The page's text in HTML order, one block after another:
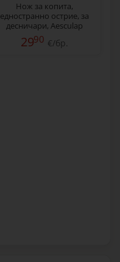
Нож за копита,
едностранно острие, за
десничари, Aesculap
2990 €/бр.